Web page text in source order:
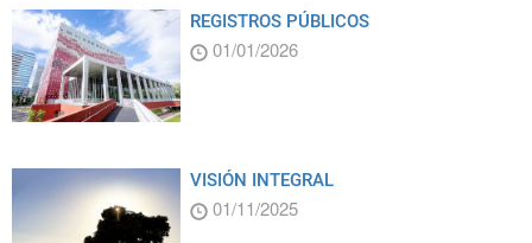
REGISTROS PÚBLICOS
01/01/2026
VISIÓN INTEGRAL
01/11/2025